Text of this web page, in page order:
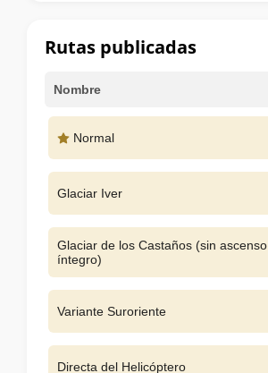
cumbre
Rutas publicadas
Nombre
Normal
Glaciar Iver
Glaciar de los Castaños (sin ascenso
íntegro)
Variante Suroriente
Directa del Helicóptero